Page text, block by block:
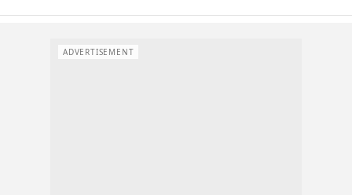
ADVERTISEMENT